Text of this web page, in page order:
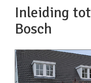
Inleiding
Bosch